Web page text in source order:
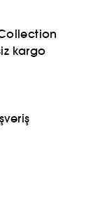
kargo